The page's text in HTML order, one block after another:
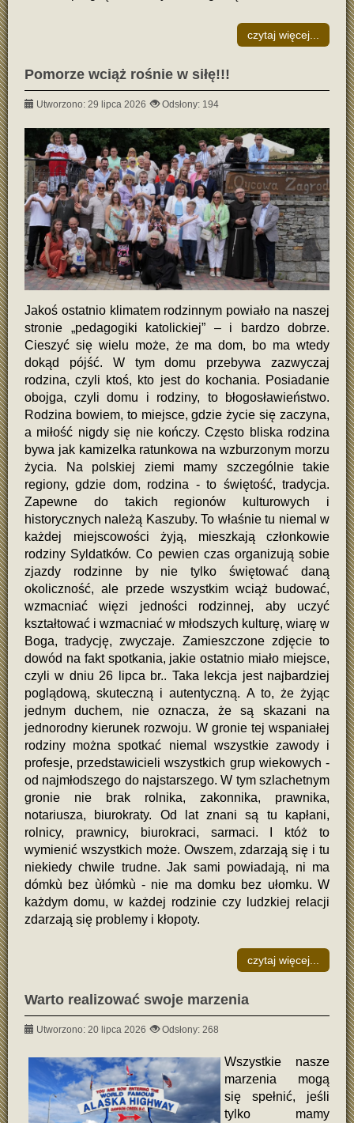
czytaj więcej...
Pomorze wciąż rośnie w siłę!!!
Utworzono: 29 lipca 2026 Odsłony: 194
Jakoś ostatnio klimatem rodzinnym powiało na naszej
stronie „pedagogiki katolickiej” – i bardzo dobrze.
Cieszyć się wielu może, że ma dom, bo ma wtedy
dokąd pójść. W tym domu przebywa zazwyczaj
rodzina, czyli ktoś, kto jest do kochania. Posiadanie
obojga, czyli domu i rodziny, to błogosławieństwo.
Rodzina bowiem, to miejsce, gdzie życie się zaczyna,
a miłość nigdy się nie kończy. Często bliska rodzina
bywa jak kamizelka ratunkowa na wzburzonym morzu
życia. Na polskiej ziemi mamy szczególnie takie
regiony, gdzie dom, rodzina - to świętość, tradycja.
Zapewne do takich regionów kulturowych i
historycznych należą Kaszuby. To właśnie tu niemal w
każdej miejscowości żyją, mieszkają członkowie
rodziny Syldatków. Co pewien czas organizują sobie
zjazdy rodzinne by nie tylko świętować daną
okoliczność, ale przede wszystkim wciąż budować,
wzmacniać więzi jedności rodzinnej, aby uczyć
kształtować i wzmacniać w młodszych kulturę, wiarę w
Boga, tradycję, zwyczaje. Zamieszczone zdjęcie to
dowód na fakt spotkania, jakie ostatnio miało miejsce,
czyli w dniu 26 lipca br.. Taka lekcja jest najbardziej
poglądową, skuteczną i autentyczną. A to, że żyjąc
jednym duchem, nie oznacza, że są skazani na
jednorodny kierunek rozwoju. W gronie tej wspaniałej
rodziny można spotkać niemal wszystkie zawody i
profesje, przedstawicieli wszystkich grup wiekowych -
od najmłodszego do najstarszego. W tym szlachetnym
gronie nie brak rolnika, zakonnika, prawnika,
notariusza, biurokraty. Od lat znani są tu kapłani,
rolnicy, prawnicy, biurokraci, sarmaci. I któż to
wymienić wszystkich może. Owszem, zdarzają się i tu
niekiedy chwile trudne. Jak sami powiadają, ni ma
dómkù bez ùłómkù - nie ma domku bez ułomku. W
każdym domu, w każdej rodzinie czy ludzkiej relacji
zdarzają się problemy i kłopoty.
czytaj więcej...
Warto realizować swoje marzenia
Utworzono: 20 lipca 2026 Odsłony: 268
Wszystkie nasze
marzenia mogą
się spełnić, jeśli
tylko mamy